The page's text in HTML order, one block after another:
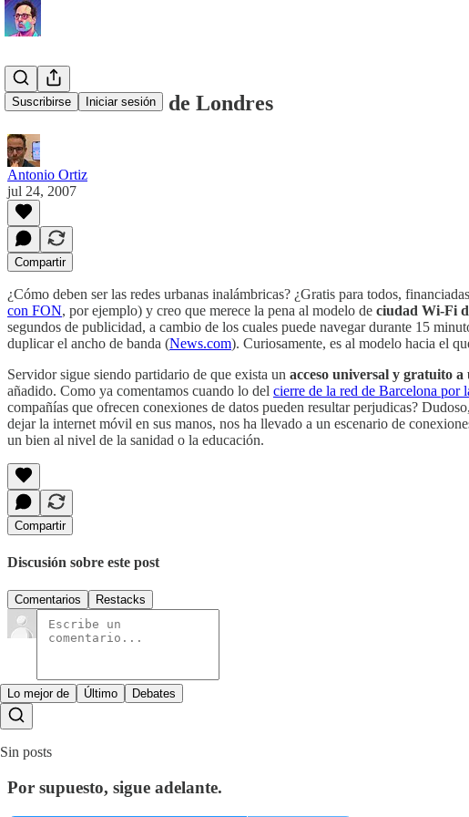
Suscribirse Iniciar sesión
El modelo Wi-Fi de Londres
Antonio Ortiz
jul 24, 2007
Compartir
¿Cómo deben ser las redes urbanas inalámbricas? ¿Gratis para todos,
con FON, por ejemplo) y creo que merece la pena al modelo de ciudad Wi-Fi
segundos de publicidad, a cambio de los cuales puede navegar durante 15
duplicar el ancho de banda (News.com). Curiosamente, es al modelo hacia el
Servidor sigue siendo partidario de que exista un acceso universal y gratuito a
añadido. Como ya comentamos cuando lo del cierre de la red de Barcelona por
compañías que ofrecen conexiones de datos pueden resultar perjudicas?
dejar la internet móvil en sus manos, nos ha llevado a un escenario de
un bien al nivel de la sanidad o la educación.
Compartir
Discusión sobre este post
Comentarios Restacks
Lo mejor de Último Debates
Sin posts
Por supuesto, sigue adelante.